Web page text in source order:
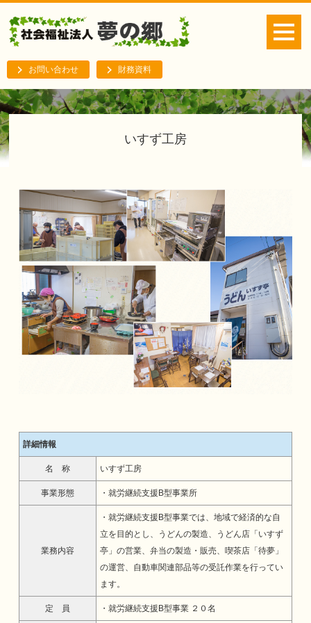
お問い合わせ 財務資料
いすず工房
詳細情報
名 称 いすず工房
事業形態 ・就労継続支援B型事業所
業務内容
・就労継続支援B型事業では、地域で経済的な自
立を目的とし、うどんの製造、うどん店「いすず
亭」の営業、弁当の製造・販売、喫茶店「待夢」
の運営、自動車関連部品等の受託作業を行ってい
ます。
定 員 ・就労継続支援B型事業 ２０名